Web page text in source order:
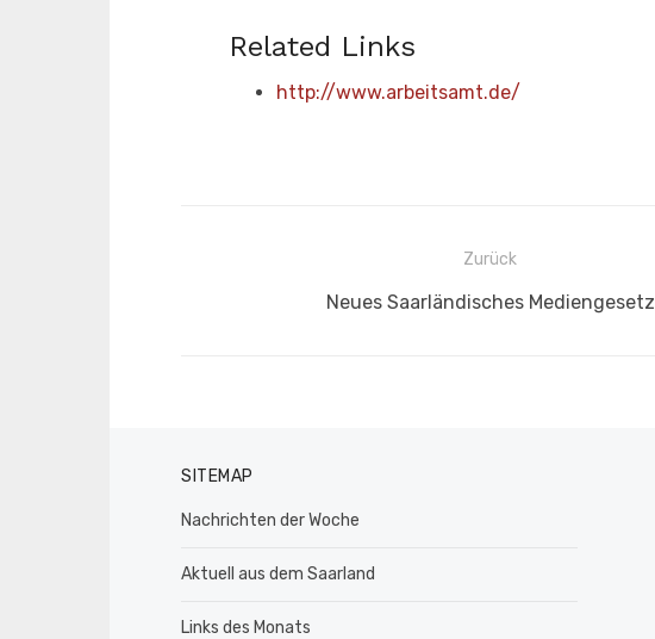
Related Links
http://www.arbeitsamt.de/
BeitragsnavigationZurück
Vorheriger
Neues Saarländisches Mediengesetz
SITEMAP
Nachrichten der Woche
Aktuell aus dem Saarland
Links des Monats